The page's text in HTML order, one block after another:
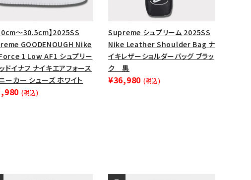
～30.5cm】2025SS
GOODENOUGH Nike
1 Low AF1 シュプリー
ドイナフ ナイキエアフォース
ーカー シューズ ホワイト
(税込)
Supreme シュプリーム 2025SS
Nike Leather Shoulder Bag ナ
イキレザーショルダーバッグ ブラッ
ク 黒
¥36,980 (税込)